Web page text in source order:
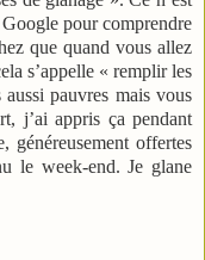
pour comprendre
que quand vous allez
s’appelle « remplir les
pauvres mais vous
j’ai appris ça pendant
généreusement offertes
le week-end. Je glane